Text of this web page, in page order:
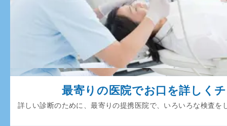
最寄りの医院でお口を詳しく
詳しい診断のために、最寄りの提携医院で、いろいろな検査を